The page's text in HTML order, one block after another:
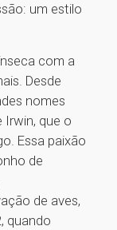
um estilo
com a
Desde
nomes
Irwin, que o
Essa paixão
de
de aves,
quando